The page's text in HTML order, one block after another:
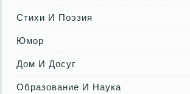
Стихи И Поэзия
Юмор
Дом И Досуг
Образование И Наука